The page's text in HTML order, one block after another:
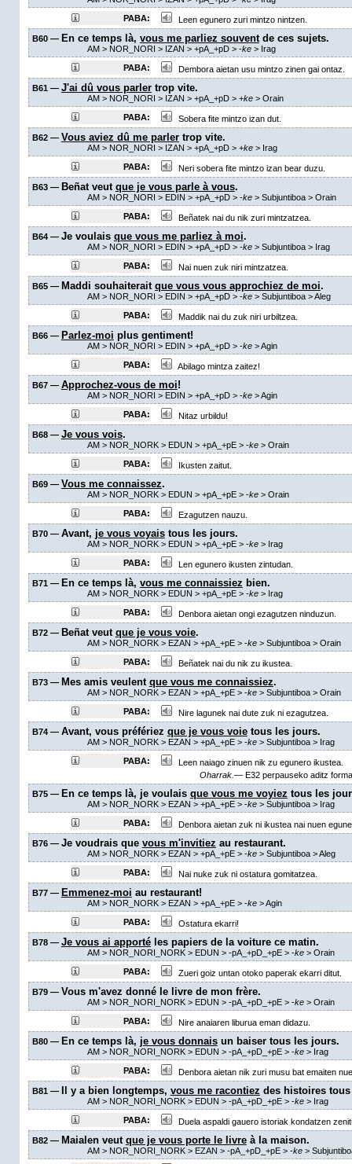
PABA:
Leen egunero zuri mintzo nintzen.
B60 — En ce temps là, vous me parliez souventde ces sujets.
AM> NOR_NORI > IZAN > +pA_+pD> -ke> Irag
PABA:
Dembora aietan usu mintzo zinen gai ontaz.
B61 — J'ai dû vous parlertrop vite.
AM> NOR_NORI > IZAN > +pA_+pD> +ke> Orain
PABA:
Sobera fite mintzo izan dut.
B62 — Vous aviez dû me parlertrop vite.
AM> NOR_NORI > IZAN > +pA_+pD> +ke> Irag
PABA:
Neri sobera fite mintzo izan bear duzu.
B63 — Beñat veut que je vous parle à vous.
AM> NOR_NORI > EDIN > +pA_+pD> -ke> Subjuntiboa > Orain
PABA:
Beñatek nai du nik zuri mintzatzea.
B64 — Je voulais que vous me parliez à moi.
AM> NOR_NORI > EDIN > +pA_+pD> -ke> Subjuntiboa > Irag
PABA:
Nai nuen zuk niri mintzatzea.
B65 — Maddi souhaiterait que vous vous approchiez de moi.
AM> NOR_NORI > EDIN > +pA_+pD> -ke> Subjuntiboa >Aleg
PABA:
Maddik nai du zuk niri urbiltzea.
B66 — Parlez-moi plus gentiment!
AM> NOR_NORI > EDIN > +pA_+pD> -ke>Agin
PABA:
Abilago mintza zaitez!
B67 — Approchez-vous de moi!
AM> NOR_NORI > EDIN > +pA_+pD> -ke>Agin
PABA:
Nitaz urbildu!
B68 — Je vous vois.
AM> NOR_NORK > EDUN > +pA_+pE> -ke> Orain
PABA:
Ikusten zaitut.
B69 — Vous me connaissez.
AM> NOR_NORK > EDUN > +pA_+pE> -ke> Orain
PABA:
Ezagutzen nauzu.
B70 — Avant, je vous voyaistous les jours.
AM> NOR_NORK > EDUN > +pA_+pE> -ke> Irag
PABA:
Len egunero ikusten zintudan.
B71 — En ce temps là, vous me connaissiez bien.
AM> NOR_NORK > EDUN > +pA_+pE> -ke> Irag
PABA:
Denbora aietan ongi ezagutzen ninduzun.
B72 — Beñat veut que je vous voie.
AM> NOR_NORK > EZAN > +pA_+pE> -ke> Subjuntiboa > Orain
PABA:
Beñatek nai du nik zu ikustea.
B73 — Mes amis veulent que vous me connaissiez.
AM> NOR_NORK > EZAN > +pA_+pE> -ke> Subjuntiboa > Orain
PABA:
Nire lagunek nai dute zuk ni ezagutzea.
B74 — Avant, vous préfériez que je vous voietous les jours.
AM> NOR_NORK > EZAN > +pA_+pE> -ke> Subjuntiboa > Irag
PABA:
Leen naiago zinuen nik zu egunero ikustea.
Oharrak.—E32 perpauseko aditz
B75 — En ce temps là, je voulais que vous me voyiez tous les
AM> NOR_NORK > EZAN > +pA_+pE> -ke> Subjuntiboa > Irag
PABA:
Denbora aietan zuk ni ikustea nai nuen
B76 — Je voudrais que vous m'invitiez au restaurant.
AM> NOR_NORK > EZAN > +pA_+pE> -ke> Subjuntiboa >Aleg
PABA:
Nai nuke zuk ni ostatura gomitatzea.
B77 — Emmenez-moi au restaurant!
AM> NOR_NORK > EZAN > +pA_+pE> -ke>Agin
PABA:
Ostatura ekarri!
B78 — Je vous ai apportéles papiers de la voiture ce matin.
AM> NOR_NORI_NORK > EDUN > -pA_+pD_+pE> -ke> Orain
PABA:
Zueri goiz untan otoko paperak ekarri ditut.
B79 — Vous m'avez donné le livre de mon frère.
AM> NOR_NORI_NORK > EDUN > -pA_+pD_+pE> -ke> Orain
PABA:
Nire anaiaren liburua eman didazu.
B80 — En ce temps là, je vous donnaisun baiser tous les jours.
AM> NOR_NORI_NORK > EDUN > -pA_+pD_+pE> -ke> Irag
PABA:
Denbora aietan nik zuri musu bat emaiten
B81 —
Il y a bien longtemps, vous me racontiez des histoires
AM> NOR_NORI_NORK > EDUN > -pA_+pD_+pE> -ke> Irag
PABA:
Duela aspaldi gauero istoriak kondatzen
B82 — Maialen veut que je vous porte le livreà la maison.
AM> NOR_NORI_NORK > EZAN > -pA_+pD_+pE> -ke>